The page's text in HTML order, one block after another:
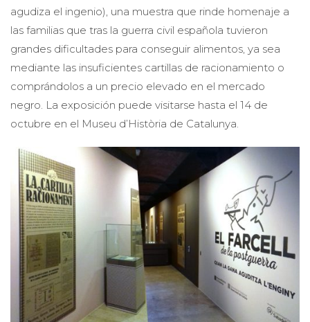
agudiza el ingenio), una muestra que rinde homenaje a
las familias que tras la guerra civil española tuvieron
grandes dificultades para conseguir alimentos, ya sea
mediante las insuficientes cartillas de racionamiento o
comprándolos a un precio elevado en el mercado
negro. La exposición puede visitarse hasta el 14 de
octubre en el Museu d’Història de Catalunya.